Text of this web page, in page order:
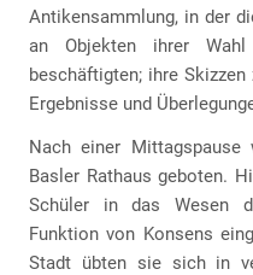
Antikensammlung, in der
an Objekten ihrer
beschäftigten; ihre
Ergebnisse und
Nach einer Mittagspause
Basler Rathaus geboten.
Schüler in das Wesen
Funktion von Konsens
Stadt übten sie sich in